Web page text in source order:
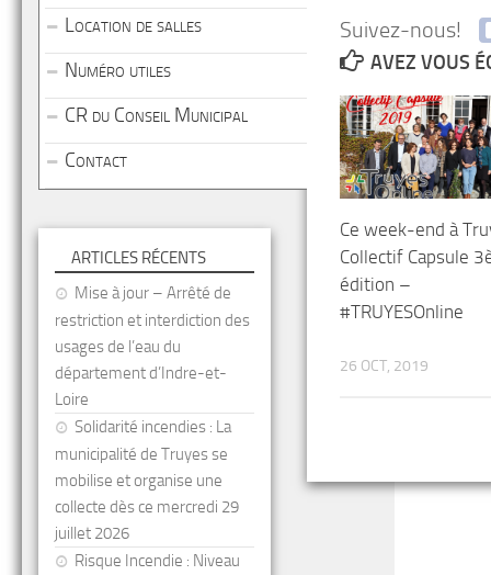
Suivez-nous!
AVEZ VOUS
Ce week-end à
Collectif Capsule
édition –
#TRUYESOnline
26 OCT, 2019
Location de salles
Numéro utiles
CR du Conseil Municipal
Contact
ARTICLES RÉCENTS
Mise à jour – Arrêté de
restriction et interdiction des
usages de l’eau du
département d’Indre-et-
Loire
Solidarité incendies : La
municipalité de Truyes se
mobilise et organise une
collecte dès ce mercredi 29
juillet 2026
Risque Incendie : Niveau